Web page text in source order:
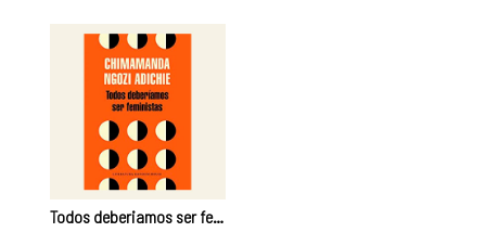
Todos deberiamos ser feministas | Chiamamanda Ngozi Adiche